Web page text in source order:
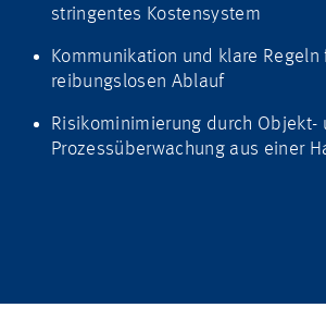
stringentes Kostensystem
Kommunikation und klare Regeln
reibungslosen Ablauf
Risikominimierung durch Objekt-
Prozessüberwachung aus einer